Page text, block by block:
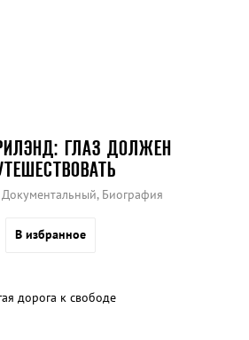
ГЛАЗ ДОЛЖЕН
Биография
В избранное